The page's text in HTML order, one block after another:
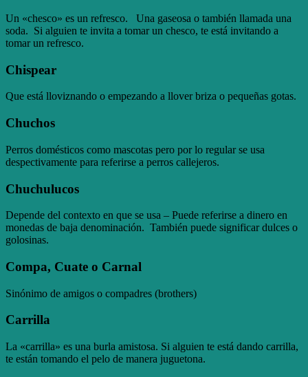
Un «chesco» es un refresco. Una gaseosa o también llamada una
soda. Si alguien te invita a tomar un chesco, te está invitando a
tomar un refresco.
Chispear
Que está lloviznando o empezando a llover briza o pequeñas gotas.
Chuchos
Perros domésticos como mascotas pero por lo regular se usa
despectivamente para referirse a perros callejeros.
Chuchulucos
Depende del contexto en que se usa – Puede referirse a dinero en
monedas de baja denominación. También puede significar dulces o
golosinas.
Compa, Cuate o Carnal
Sinónimo de amigos o compadres (brothers)
Carrilla
La «carrilla» es una burla amistosa. Si alguien te está dando carrilla,
te están tomando el pelo de manera juguetona.